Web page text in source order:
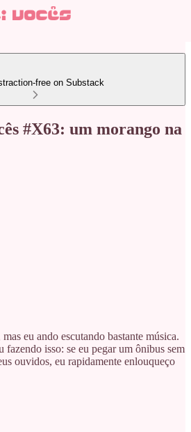
free on Substack
#X63: um morango na
eu ando escutando bastante música.
fazendo isso: se eu pegar um ônibus sem
ouvidos, eu rapidamente enlouqueço